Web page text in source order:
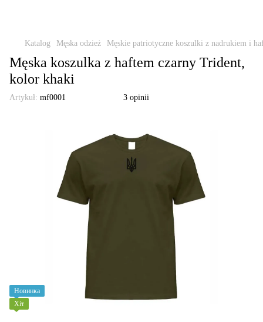
Katalog Męska odzież Męskie patriotyczne koszulki z nadrukiem i
Męska koszulka z haftem czarny Trident,
kolor khaki
Artykuł: mf0001 3 opinii
Новинка
Хіт